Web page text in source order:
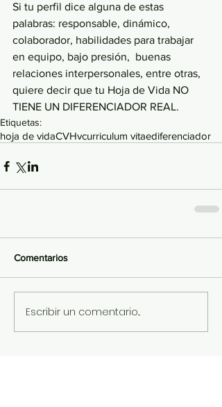
Si tu perfil dice alguna de estas
palabras: responsable, dinámico,
colaborador, habilidades para trabajar
en equipo, bajo presión,  buenas
relaciones interpersonales, entre otras,
quiere decir que tu Hoja de Vida NO
TIENE UN DIFERENCIADOR REAL.
Etiquetas:
hoja de vidaCVHvcurriculum vitaediferenciador
Comentarios
Escribir un comentario...